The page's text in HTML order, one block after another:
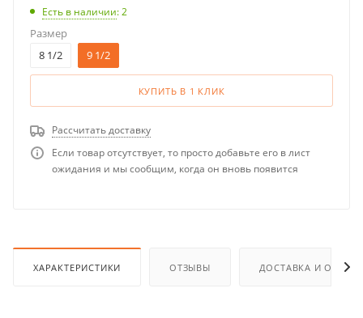
Есть в наличии: 2
Размер
8 1/2
9 1/2
КУПИТЬ В 1 КЛИК
Рассчитать доставку
Если товар отсутствует, то просто добавьте его в лист
ожидания и мы сообщим, когда он вновь появится
ХАРАКТЕРИСТИКИ ОТЗЫВЫ ДОСТАВКА И